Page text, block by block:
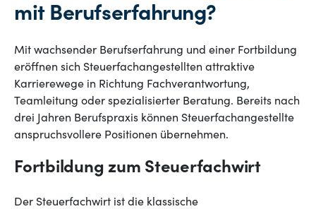
mit Berufserfahrung?
Mit wachsender Berufserfahrung und einer Fortbildung
eröffnen sich Steuerfachangestellten attraktive
Karrierewege in Richtung Fachverantwortung,
Teamleitung oder spezialisierter Beratung. Bereits nach
drei Jahren Berufspraxis können Steuerfachangestellte
anspruchsvollere Positionen übernehmen.
Fortbildung zum Steuerfachwirt
Der Steuerfachwirt ist die klassische